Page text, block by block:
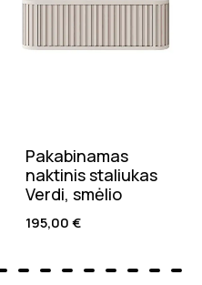
Pakabinamas
naktinis staliukas
Verdi, smėlio
195,00€